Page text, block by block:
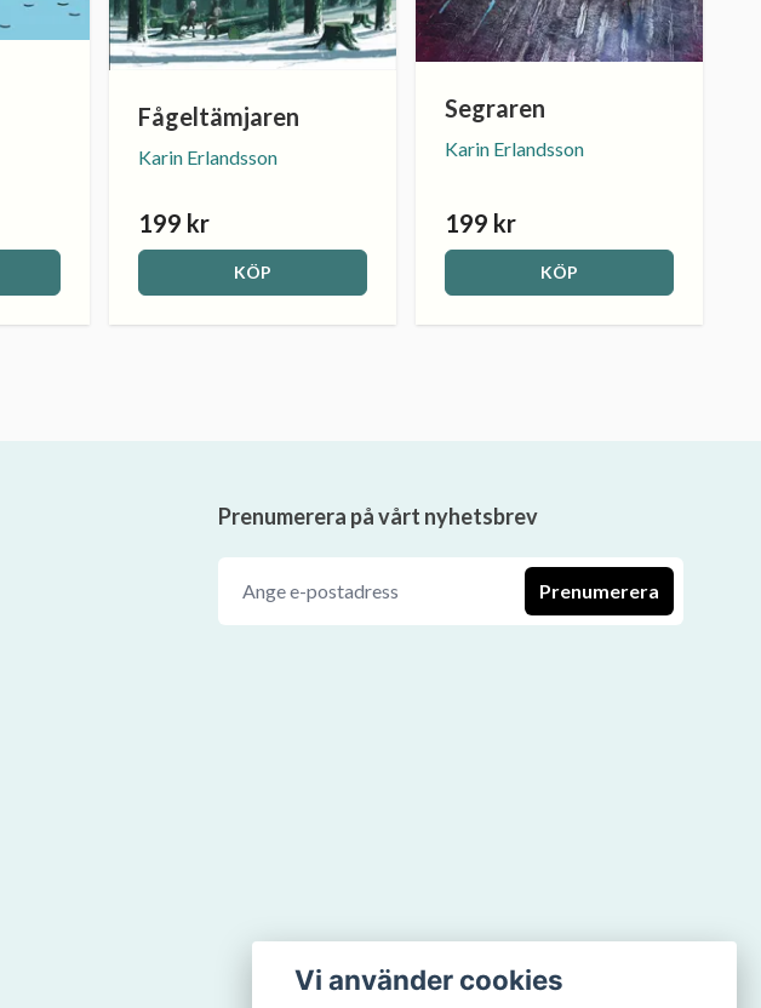
Fågeltämjaren
Karin Erlandsson
199 kr
KÖP
Segraren
Karin Erlandsson
199 kr
KÖP
Prenumerera på vårt nyhetsbrev
Prenumerera
Vi använder cookies